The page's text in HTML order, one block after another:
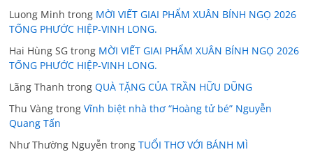
Luong Minh trong MỜI VIẾT GIAI PHẨM XUÂN BÍNH NGỌ 2026
TỐNG PHƯỚC HIỆP-VINH LONG.
Hai Hùng SG trong MỜI VIẾT GIAI PHẨM XUÂN BÍNH NGỌ 2026
TỐNG PHƯỚC HIỆP-VINH LONG.
Lãng Thanh trongQUÀ TẶNG CỦA TRẦN HỮU DŨNG
Thu Vàng trongVĩnh biệt nhà thơ “Hoàng tử bé” Nguyễn
Quang Tấn
Như Thường Nguyễn trongTUỔI THƠ VỚI BÁNH MÌ